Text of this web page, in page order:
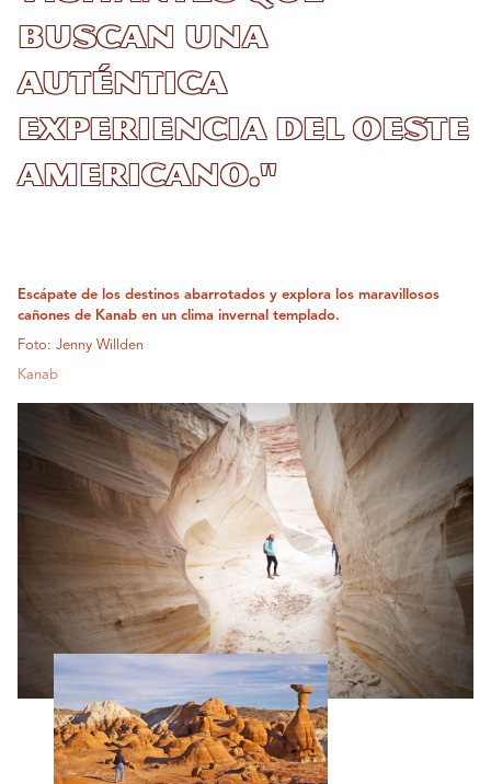
buscan una
auténtica
experiencia del Oeste
americano."
Escápate de los destinos abarrotados y explora los maravillosos
cañones de Kanab en un clima invernal templado.
Foto: Jenny Willden
Kanab